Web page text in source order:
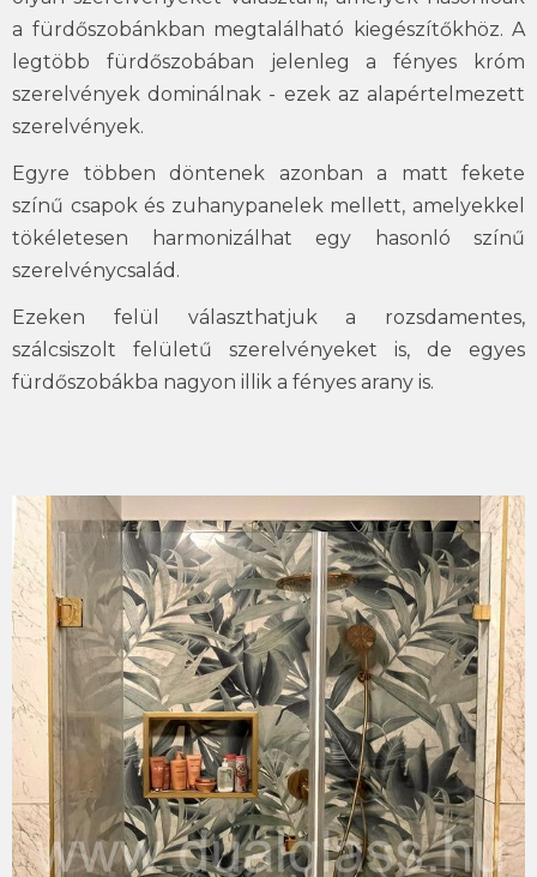
a fürdőszobánkban megtalálható kiegészítőkhöz. A
legtöbb fürdőszobában jelenleg a fényes króm
szerelvények dominálnak - ezek az alapértelmezett
szerelvények.
Egyre többen döntenek azonban a matt fekete
színű csapok és zuhanypanelek mellett, amelyekkel
tökéletesen harmonizálhat egy hasonló színű
szerelvénycsalád.
Ezeken felül választhatjuk a rozsdamentes,
szálcsiszolt felületű szerelvényeket is, de egyes
fürdőszobákba nagyon illik a fényes arany is.